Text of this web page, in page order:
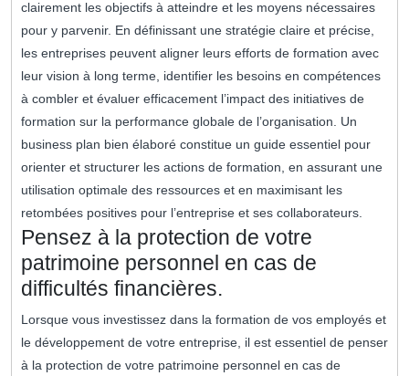
clairement les objectifs à atteindre et les moyens nécessaires
pour y parvenir. En définissant une stratégie claire et précise,
les entreprises peuvent aligner leurs efforts de formation avec
leur vision à long terme, identifier les besoins en compétences
à combler et évaluer efficacement l’impact des initiatives de
formation sur la performance globale de l’organisation. Un
business plan bien élaboré constitue un guide essentiel pour
orienter et structurer les actions de formation, en assurant une
utilisation optimale des ressources et en maximisant les
retombées positives pour l’entreprise et ses collaborateurs.
Pensez à la protection de votre
patrimoine personnel en cas de
difficultés financières.
Lorsque vous investissez dans la formation de vos employés et
le développement de votre entreprise, il est essentiel de penser
à la protection de votre patrimoine personnel en cas de